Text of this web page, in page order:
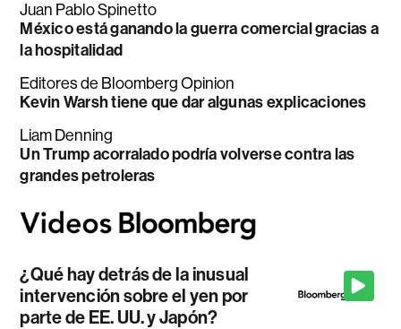
Juan Pablo Spinetto
México está ganando la guerra comercial gracias a
la hospitalidad
Editores de Bloomberg Opinion
Kevin Warsh tiene que dar algunas explicaciones
Liam Denning
Un Trump acorralado podría volverse contra las
grandes petroleras
¿Qué hay detrás de la inusual
intervención sobre el yen por
parte de EE. UU. y Japón?